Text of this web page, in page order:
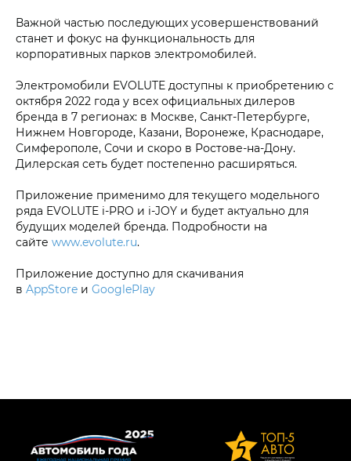
Важной частью последующих усовершенствований
станет и фокус на функциональность для
корпоративных парков электромобилей.
Электромобили EVOLUTE доступны к приобретению с
октября 2022 года у всех официальных дилеров
бренда в 7 регионах: в Москве, Санкт-Петербурге,
Нижнем Новгороде, Казани, Воронеже, Краснодаре,
Симферополе, Сочи и скоро в Ростове-на-Дону.
Дилерская сеть будет постепенно расширяться.
Приложение применимо для текущего модельного
ряда EVOLUTE i‑PRO и i‑JOY и будет актуально для
будущих моделей бренда. Подробности на
сайте www.evolute.ru.
Приложение доступно для скачивания
в AppStore и GooglePlay